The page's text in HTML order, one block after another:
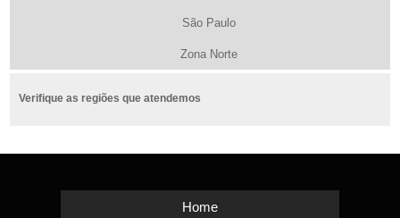
São Paulo
Zona Norte
Verifique as regiões que atendemos
Home